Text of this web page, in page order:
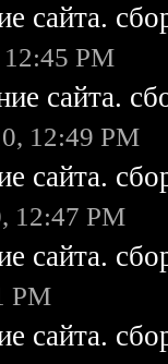
сайта.
PM
сайта.
12:49 PM
сайта.
12:47 PM
сайта.
PM
сайта.